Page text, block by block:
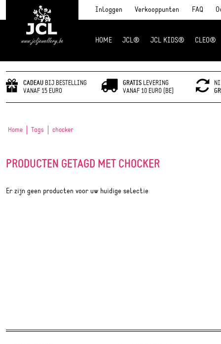
Inloggen Verkooppunten FAQ
HOME JCL® JCL KIDS® CLEO®
CADEAU BIJ BESTELLING
VANAF 15 EURO
GRATISLEVERING
VANAF 10 EURO (BE)
Home Tags chocker
PRODUCTEN GETAGD MET CHOCKER
Er zijn geen producten voor uw huidige selectie